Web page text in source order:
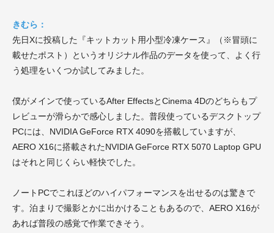
きむら：
先日Xに投稿した『キットカット用小型冷凍ケース』（※冒頭に
載せたポスト）というオリジナル作品のデータを使って、よく行
う処理をいくつか試してみました。
僕がメインで使っているAfter EffectsとCinema 4Dのどちらもプ
レビューが滑らかで感心しました。普段使っているデスクトップ
PCには、NVIDIA GeForce RTX 4090を搭載していますが、
AERO X16に搭載されたNVIDIA GeForce RTX 5070 Laptop GPU
はそれと同じくらい軽快でした。
ノートPCでこれほどのハイパフォーマンスを出せるのは驚きで
す。泊まりで撮影とかに出かけることもあるので、AERO X16が
あれば普段の感覚で作業できそう。